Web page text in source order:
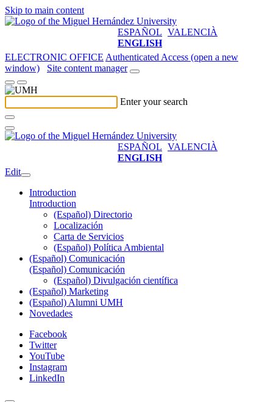
Skip to main content
ESPAÑOL VALENCIÀ
ENGLISH
ELECTRONIC OFFICE Authenticated Access (open a new
window)
Site content manager
Enter your search
ESPAÑOL VALENCIÀ
ENGLISH
Edit
Introduction
Introduction
(Español) Directorio
Localización
Carta de Servicios
(Español) Política Ambiental
(Español) Comunicación
(Español) Comunicación
(Español) Divulgación científica
(Español) Marketing
(Español) Alumni UMH
Novedades
Facebook
Twitter
YouTube
Instagram
LinkedIn